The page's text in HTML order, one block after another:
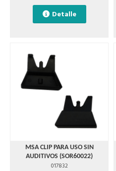
Detalle
MSA CLIP PARA USO SIN
AUDITIVOS (SOR60022)
017832